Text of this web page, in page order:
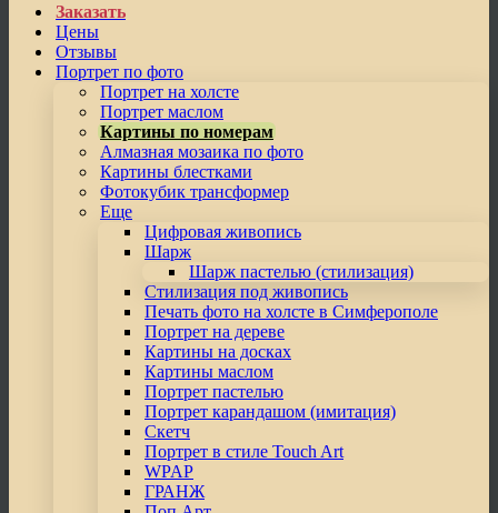
Заказать
Цены
Отзывы
Портрет по фото
Портрет на холсте
Портрет маслом
Картины по номерам
Алмазная мозаика по фото
Картины блестками
Фотокубик трансформер
Еще
Цифровая живопись
Шарж
Шарж пастелью (стилизация)
Стилизация под живопись
Печать фото на холсте в Симферополе
Портрет на дереве
Картины на досках
Картины маслом
Портрет пастелью
Портрет карандашом (имитация)
Скетч
Портрет в стиле Touch Art
WPAP
ГРАНЖ